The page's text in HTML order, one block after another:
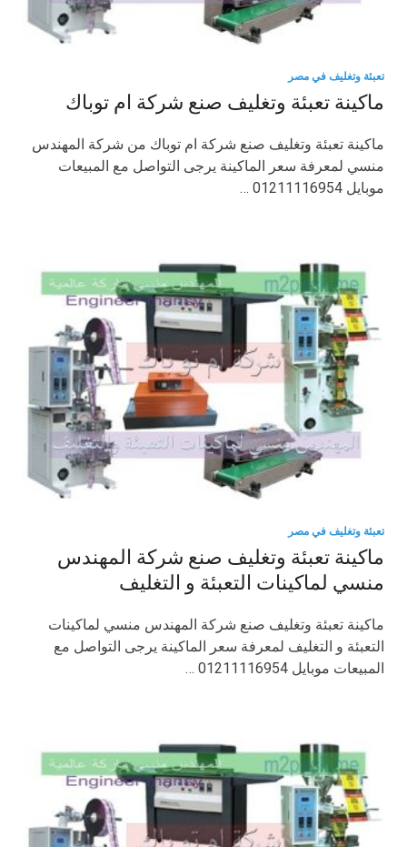
تعبئة وتغليف في مصر
ماكينة تعبئة وتغليف صنع شركة ام توباك
ماكينة تعبئة وتغليف صنع شركة ام توباك من شركة المهندس
منسي لمعرفة سعر الماكينة يرجى التواصل مع المبيعات
موبايل 01211116954 …
تعبئة وتغليف في مصر
ماكينة تعبئة وتغليف صنع شركة المهندس
منسي لماكينات التعبئة و التغليف
ماكينة تعبئة وتغليف صنع شركة المهندس منسي لماكينات
التعبئة و التغليف لمعرفة سعر الماكينة يرجى التواصل مع
المبيعات موبايل 01211116954 …